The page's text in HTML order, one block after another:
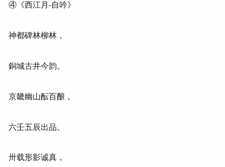
④《西江月-自吟》
神都碑林柳林，
銅城古井今韵。
京畿幽山酝百酿，
六壬五辰出品。
卅载形影诚真，